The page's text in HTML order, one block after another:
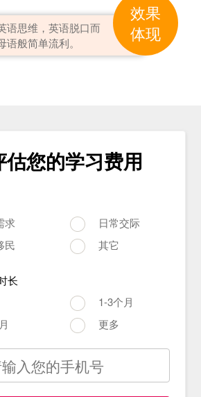
效果
体现
语思维，英语脱口而
般简单流利。
估您的学习费用
求
日常交际
民
其它
长
1-3个月
更多